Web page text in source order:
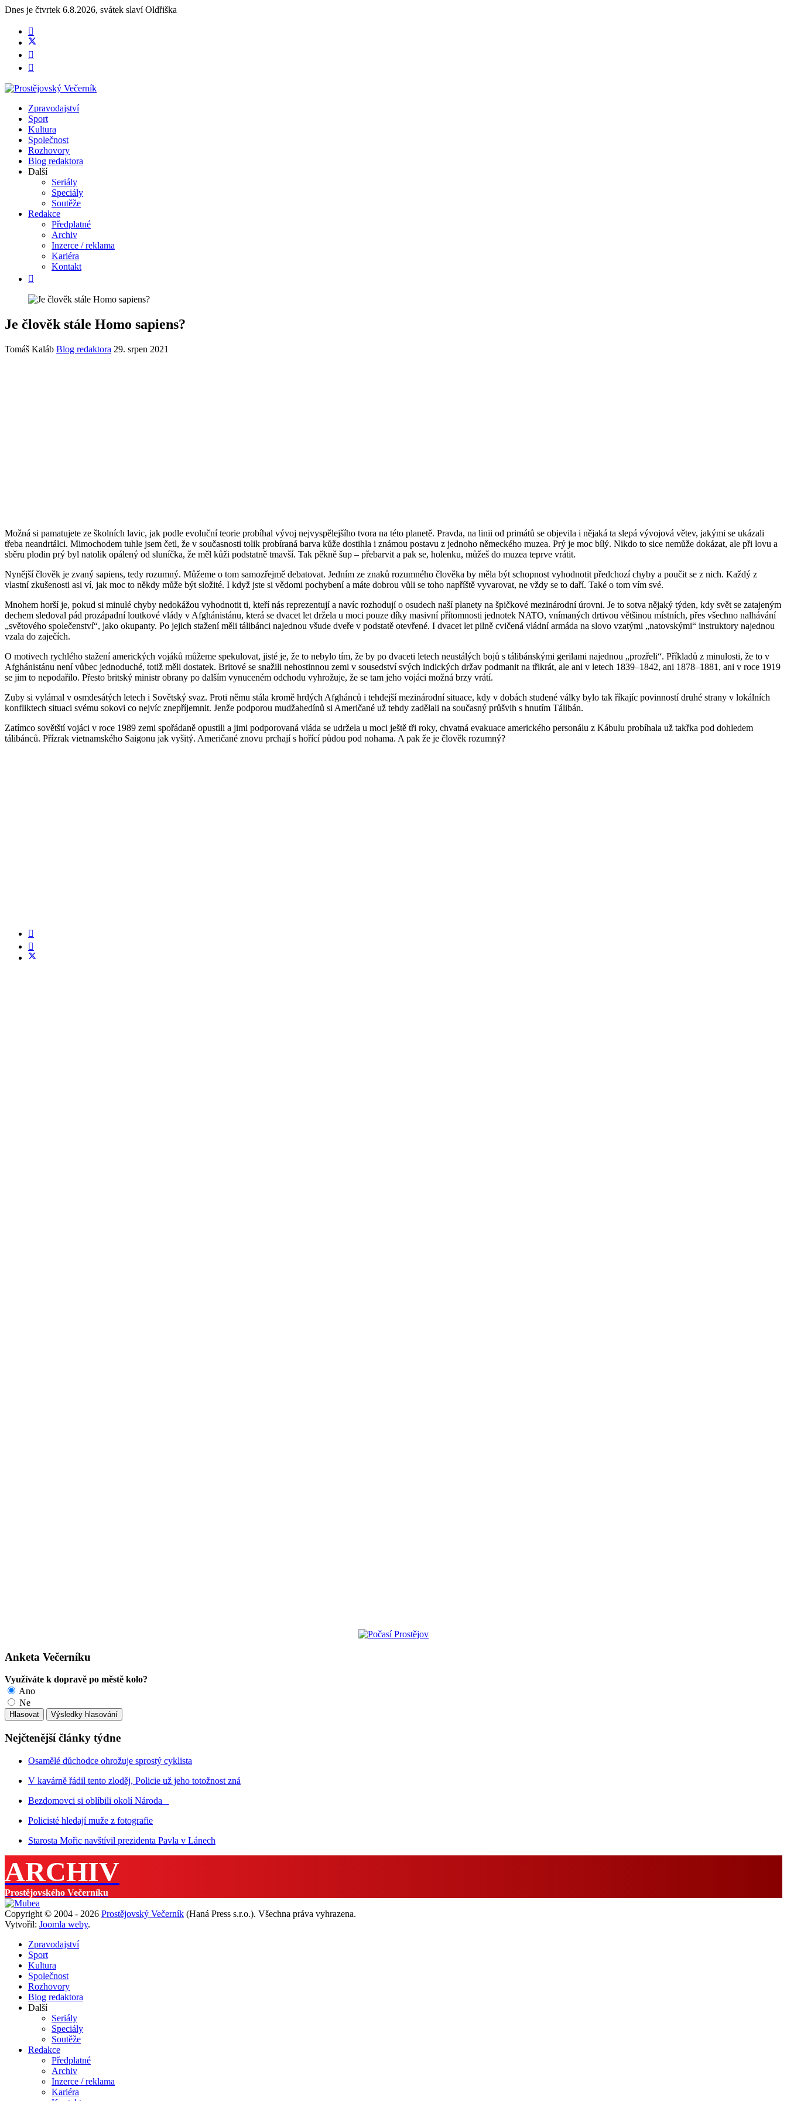
Dnes je čtvrtek 6.8.2026, svátek slavíOldřiška
Zpravodajství
Sport
Kultura
Společnost
Rozhovory
Blog redaktora
Další
Seriály
Speciály
Soutěže
Redakce
Předplatné
Archiv
Inzerce / reklama
Kariéra
Kontakt
Je člověk stále Homo sapiens?
Tomáš Kaláb Blog redaktora 29. srpen 2021
Možná si pamatujete ze školních lavic, jak podle evoluční teorie probíhal vývoj nejvyspělejšího tvora na této planetě. Pravda, na linii od primátů se objevila i nějaká ta slepá vývojová větev, jakými se ukázali
třeba neandrtálci. Mimochodem tuhle jsem četl, že v současnosti tolik probíraná barva kůže dostihla i známou postavu z jednoho německého muzea. Prý je moc bílý. Nikdo to sice nemůže dokázat, ale při lovu a
sběru plodin prý byl natolik opálený od sluníčka, že měl kůži podstatně tmavší. Tak pěkně šup – přebarvit a pak se, holenku, můžeš do muzea teprve vrátit.
Nynější člověk je zvaný sapiens, tedy rozumný. Můžeme o tom samozřejmě debatovat. Jedním ze znaků rozumného člověka by měla být schopnost vyhodnotit předchozí chyby a poučit se z nich. Každý z
vlastní zkušenosti asi ví, jak moc to někdy může být složité. I když jste si vědomi pochybení a máte dobrou vůli se toho napříště vyvarovat, ne vždy se to daří. Také o tom vím své.
Mnohem horší je, pokud si minulé chyby nedokážou vyhodnotit ti, kteří nás reprezentují a navíc rozhodují o osudech naší planety na špičkové mezinárodní úrovni. Je to sotva nějaký týden, kdy svět se zatajeným
dechem sledoval pád prozápadní loutkové vlády v Afghánistánu, která se dvacet let držela u moci pouze díky masivní přítomnosti jednotek NATO, vnímaných drtivou většinou místních, přes všechno nalhávání
„světového společenství“, jako okupanty. Po jejich stažení měli tálibánci najednou všude dveře v podstatě otevřené. I dvacet let pilně cvičená vládní armáda na slovo vzatými „natovskými“ instruktory najednou
vzala do zaječích.
O motivech rychlého stažení amerických vojáků můžeme spekulovat, jisté je, že to nebylo tím, že by po dvaceti letech neustálých bojů s tálibánskými gerilami najednou „prozřeli“. Příkladů z minulosti, že to v
Afghánistánu není vůbec jednoduché, totiž měli dostatek. Britové se snažili nehostinnou zemi v sousedství svých indických držav podmanit na třikrát, ale ani v letech 1839–1842, ani 1878–1881, ani v roce 1919
se jim to nepodařilo. Přesto britský ministr obrany po dalším vynuceném odchodu vyhrožuje, že se tam jeho vojáci možná brzy vrátí.
Zuby si vylámal v osmdesátých letech i Sovětský svaz. Proti němu stála kromě hrdých Afghánců i tehdejší mezinárodní situace, kdy v dobách studené války bylo tak říkajíc povinností druhé strany v lokálních
konfliktech situaci svému sokovi co nejvíc znepříjemnit. Jenže podporou mudžahedínů si Američané už tehdy zadělali na současný průšvih s hnutím Tálibán.
Zatímco sovětští vojáci v roce 1989 zemi spořádaně opustili a jimi podporovaná vláda se udržela u moci ještě tři roky, chvatná evakuace amerického personálu z Kábulu probíhala už takřka pod dohledem
tálibánců. Přízrak vietnamského Saigonu jak vyšitý. Američané znovu prchají s hořící půdou pod nohama. A pak že je člověk rozumný?
Anketa Večerníku
Využíváte k dopravě po městě kolo?
Ano
Ne
Nejčtenější články týdne
Osamělé důchodce ohrožuje sprostý cyklista
V kavárně řádil tento zloděj, Policie už jeho totožnost zná
Bezdomovci si oblíbili okolí Národa
Policisté hledají muže z fotografie
Starosta Mořic navštívil prezidenta Pavla v Lánech
ARCHIV
Prostějovského Večerníku
Copyright © 2004 - 2026 Prostějovský Večerník (Haná Press s.r.o.). Všechna práva vyhrazena.
Vytvořil: Joomla weby.
Zpravodajství
Sport
Kultura
Společnost
Rozhovory
Blog redaktora
Další
Seriály
Speciály
Soutěže
Redakce
Předplatné
Archiv
Inzerce / reklama
Kariéra